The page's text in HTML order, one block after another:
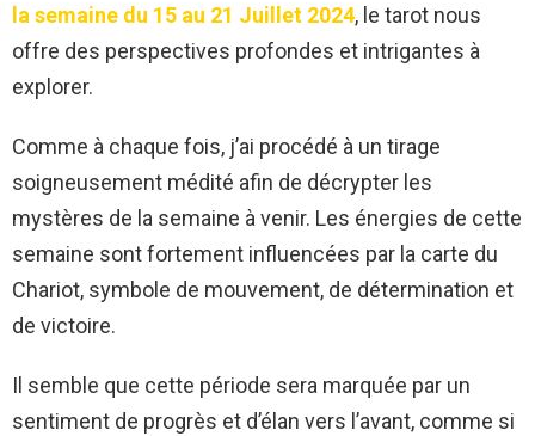
la semaine du 15 au 21 Juillet 2024, le tarot nous
offre des perspectives profondes et intrigantes à
explorer.
Comme à chaque fois, j’ai procédé à un tirage
soigneusement médité afin de décrypter les
mystères de la semaine à venir. Les énergies de cette
semaine sont fortement influencées par la carte du
Chariot, symbole de mouvement, de détermination et
de victoire.
Il semble que cette période sera marquée par un
sentiment de progrès et d’élan vers l’avant, comme si